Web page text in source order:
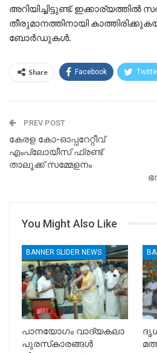
അറിയിച്ചിട്ടുണ്ട്. ഇക്കാര്യത്തില്‍
തീരുമാനത്തിനായി
ബോര്‍ഡുകള്‍.
Share Facebook
PREV POST
കേരള കോ-ഓപ്പറേറ്റീവ്
എംപ്ലോയീസ് ഫ്രണ്ട്
താലൂക്ക് സമ്മേളനം
You Might Also Like
BANNER SLIDER NEWS
പാനയോഗം വാദ്യകലാ
പുരസ്‌കാരങ്ങള്‍